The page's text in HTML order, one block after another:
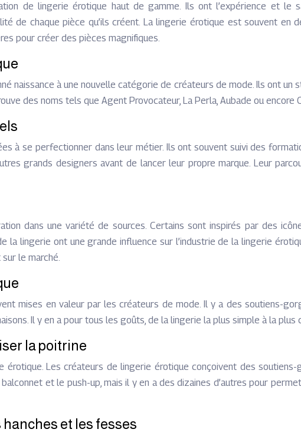
de lingerie érotique haut de gamme. Ils ont l’expérience et le
de chaque pièce qu’ils créent. La lingerie érotique est souvent
pour créer des pièces magnifiques.
naissance à une nouvelle catégorie de créateurs de mode. Ils ont
des noms tels que Agent Provocateur, La Perla, Aubade ou encore
à se perfectionner dans leur métier. Ils ont souvent suivi des
grands designers avant de lancer leur propre marque. Leur
dans une variété de sources. Certains sont inspirés par des
lingerie ont une grande influence sur l’industrie de la lingerie
le marché.
mises en valeur par les créateurs de mode. Il y a des soutiens-
Il y en a pour tous les goûts, de la lingerie la plus simple à la plus
la poitrine
Les créateurs de lingerie érotique conçoivent des
et le push-up, mais il y en a des dizaines d’autres pour
et les fesses